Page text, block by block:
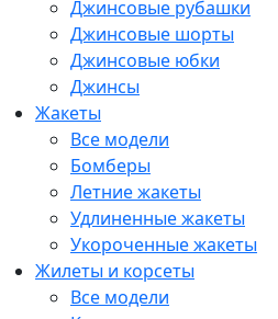
Джинсовые рубашки
Джинсовые шорты
Джинсовые юбки
Джинсы
Жакеты
Все модели
Бомберы
Летние жакеты
Удлиненные жакеты
Укороченные жакеты
Жилеты и корсеты
Все модели